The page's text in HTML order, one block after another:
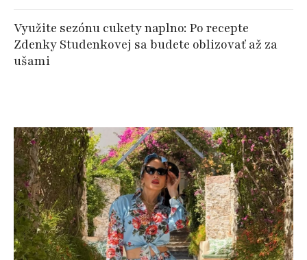
Využite sezónu cukety naplno: Po recepte
Zdenky Studenkovej sa budete oblizovať až za
ušami